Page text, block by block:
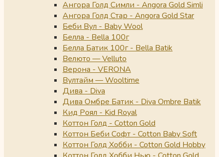
Ангора Голд Симли - Angora Gold Simli
Ангора Голд Стар - Angora Gold Star
Беби Вул - Baby Wool
Белла - Bella 100г
Белла Батик 100г - Bella Batik
Велюто — Velluto
Верона - VERONA
Вултайм — Wooltime
Дива - Diva
Дива Омбре Батик - Diva Ombre Batik
Кид Роял - Kid Royal
Коттон Голд - Cotton Gold
Коттон Беби Софт - Cotton Baby Soft
Коттон Голд Хобби - Cotton Gold Hobby